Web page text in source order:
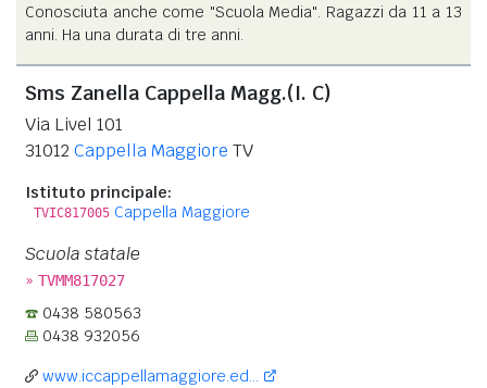
Conosciuta anche come "Scuola Media". Ragazzi da 11 a 13
anni. Ha una durata di tre anni.
Sms Zanella Cappella Magg.(I. C)
Via Livel 101
31012 Cappella Maggiore TV
Istituto principale:
TVIC817005 Cappella Maggiore
Scuola statale
» TVMM817027
0438 580563
0438 932056
www.iccappellamaggiore.ed...